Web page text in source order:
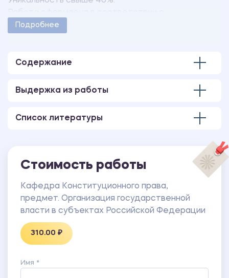
методическими указаниями учебного заведения.
Подробнее
Содержание
Выдержка из работы
Список литературы
Стоимость работы
Кафедра Конституционного права,
предмет. Организация государственной
власти в субъектах Российской Федерации
310.00 ₽
Имя *